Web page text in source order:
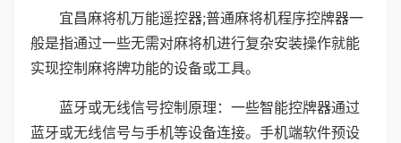
宜昌麻将机万能遥控器;普通麻将机程序控牌器一
般是指通过一些无需对麻将机进行复杂安装操作就能
实现控制麻将牌功能的设备或工具。
蓝牙或无线信号控制原理：一些智能控牌器通过
蓝牙或无线信号与手机等设备连接。手机端软件预设